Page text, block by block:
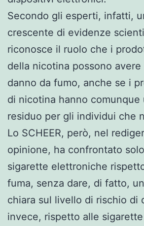
Secondo gli esperti, infatti,
crescente di evidenze
riconosce il ruolo che i
della nicotina possono
danno da fumo, anche se i
di nicotina hanno comunque
residuo per gli individui che
Lo SCHEER, però, nel
opinione, ha confrontato
sigarette elettroniche
fuma, senza dare, di fatto,
chiara sul livello di rischio di
invece, rispetto alle